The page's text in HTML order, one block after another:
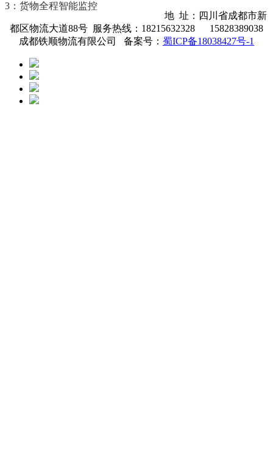
3：货物全程智能监控
地 址：四川省成都市新
都区物流大道88号 服务热线：18215632328 15828389038
成都铁顺物流有限公司 备案号： 蜀ICP备18038427号-1